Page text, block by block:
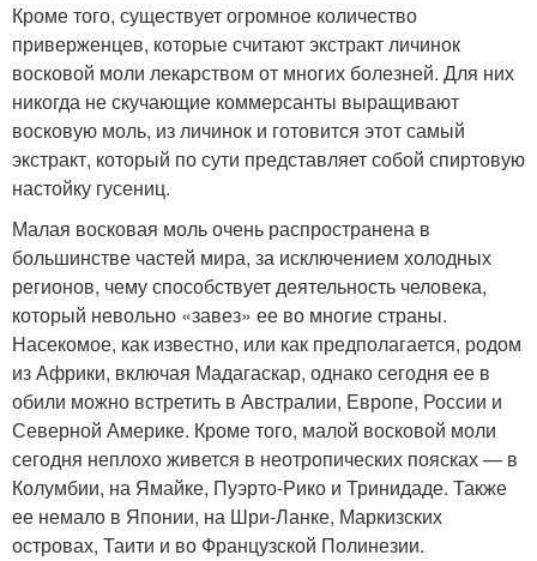
Кроме того, существует огромное количество
приверженцев, которые считают экстракт личинок
восковой моли лекарством от многих болезней. Для них
никогда не скучающие коммерсанты выращивают
восковую моль, из личинок и готовится этот самый
экстракт, который по сути представляет собой спиртовую
настойку гусениц.
Малая восковая моль очень распространена в
большинстве частей мира, за исключением холодных
регионов, чему способствует деятельность человека,
который невольно «завез» ее во многие страны.
Насекомое, как известно, или как предполагается, родом
из Африки, включая Мадагаскар, однако сегодня ее в
обили можно встретить в Австралии, Европе, России и
Северной Америке. Кроме того, малой восковой моли
сегодня неплохо живется в неотропических поясках — в
Колумбии, на Ямайке, Пуэрто-Рико и Тринидаде. Также
ее немало в Японии, на Шри-Ланке, Маркизских
островах, Таити и во Французской Полинезии.